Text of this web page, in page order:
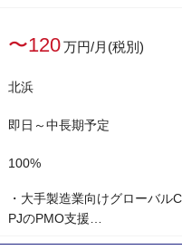
〜120万円/月(税別)
北浜
即日～中長期予定
100%
・大手製造業向けグローバル
PJのPMO支援